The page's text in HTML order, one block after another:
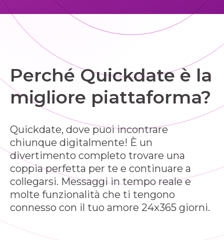
Perché Quickdate è la
migliore piattaforma?
Quickdate, dove puoi incontrare
chiunque digitalmente! È un
divertimento completo trovare una
coppia perfetta per te e continuare a
collegarsi. Messaggi in tempo reale e
molte funzionalità che ti tengono
connesso con il tuo amore 24x365 giorni.